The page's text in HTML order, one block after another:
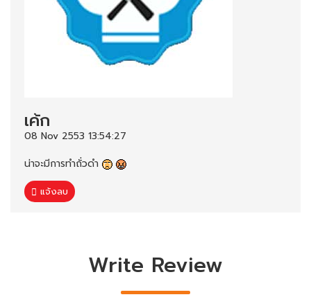
เค้ก
08 Nov 2553 13:54:27
น่าจะมีการทำถั่วดำ
แจ้งลบ
Write Review